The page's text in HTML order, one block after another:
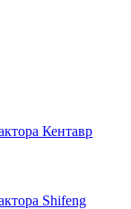
Кентавр
Shifeng